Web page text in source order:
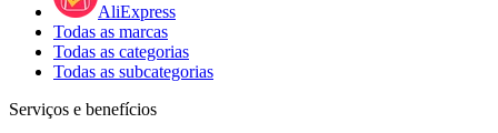
AliExpress
Todas as marcas
Todas as categorias
Todas as subcategorias
Serviços e benefícios